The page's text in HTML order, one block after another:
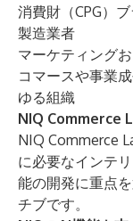
消費財（CPG）
製造業者
マーケティング
コマースや事業
ゆる組織
NIQ Commerce
NIQ Commerce
に必要なインテ
能の開発に重点
チブです。